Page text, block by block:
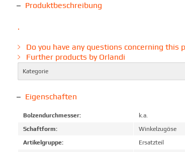
Produktbeschreibung
.
Do you have any questions concerning this
Further products by Orlandi
Kategorie
Eigenschaften
Bolzendurchmesser:
k.a.
Schaftform:
Winkelzugöse
Artikelgruppe:
Ersatzteil